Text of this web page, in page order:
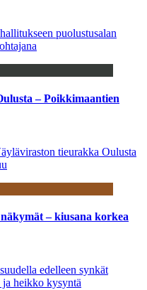
puolustusalan
– Poikkimaantien
tieurakka Oulusta
– kiusana korkea
edelleen synkät
heikko kysyntä